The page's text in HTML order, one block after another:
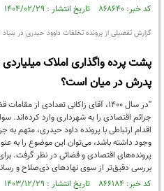
کد خبر: ۸۶۸۶۴۰ تاریخ انتشار : ۱۴۰۴/۰۲/۲۹
گزارش تفصیلی از پرونده تخلفات داوود حیدری در بنیاد
پشت پرده واگذاری املاک میلیاردی
پدرش در میان است؟
“در سال ۱۴۰۰، آقای زاکانی تعدادی از
جرائم اقتصادی را به شهرداری وارد
اقدام ارتباطی با پرونده داود حیدری، متهم به
وجود داشته باشد، می‌توان این موضوع را به
پرونده‌های اقتصادی و قضائی در نظر گرفت.
بررسی دقیق‌تر از سوی نهادهای ذی‌صلاح و
کد خبر: ۸۶۶۱۸۴ تاریخ انتشار : ۱۴۰۳/۱۲/۲۹